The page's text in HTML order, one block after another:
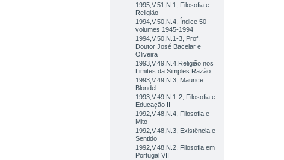
1995,V.51,N.1, Filosofia e
Religião
1994,V.50,N.4, Índice 50
volumes 1945-1994
1994,V.50,N.1-3, Prof.
Doutor José Bacelar e
Oliveira
1993,V.49,N.4,Religião nos
Limites da Simples Razão
1993,V.49,N.3, Maurice
Blondel
1993,V.49,N.1-2, Filosofia e
Educação II
1992,V.48,N.4, Filosofia e
Mito
1992,V.48,N.3, Existência e
Sentido
1992,V.48,N.2, Filosofia em
Portugal VII